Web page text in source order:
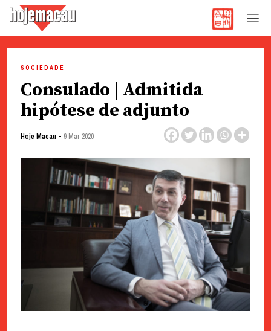
content
SOCIEDADE
Consulado | Admitida
hipótese de adjunto
Hoje Macau - 9 Mar 2020